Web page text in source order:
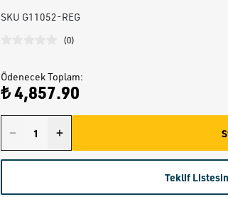
SKU G11052-REG
(0)
Ödenecek Toplam:
₺ 4,857.90
Teklif